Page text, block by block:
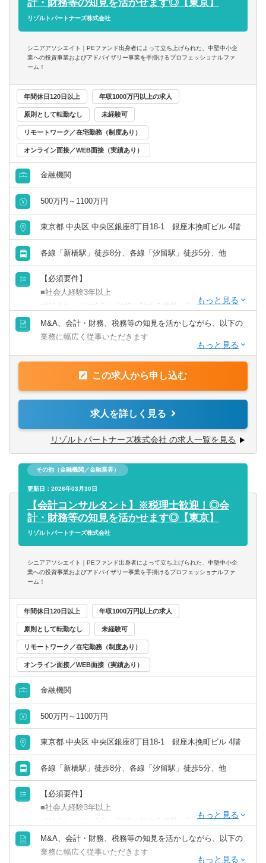
- 個人の裁量が大きい環境での業務が可能
- 立場や役職関係なく意見交換ができ、かつ、それが実行さ
れやすい風通しのよい職場
■成果に見合った報酬体系
- 成果が報酬に反映される透明性の高い報酬制度（詳細は面
■CFO/管理部長代行支援
くことも可能
※ご希望に応じて、投資業務とアドバイザリー業務の両方
に従事いただくこともできます
【投資業務】
■投資案件のソーシング、提案資料の作成、ビジネス・財務
分析、バリュエーション、投資採算分析、DD対応、契約交
渉、投資先の経営支援など、投資業務全般に一気通貫で幅
広く関与いただきます
なります
【ポジションの魅力】
手を挙げれば投資業務やマネジメントキャリアにも挑戦で
きるなど、アドバイザーの域を超えた更なるキャリアアッ
プも可能◎
■業界トップクラスの業務の幅広さ
- メンバーの希望やキャリアに合わせて、M&AからIPO支
援・経理支援に至るまで幅広い業務に関与可能
- 関与できる業務の幅広さはトップクラスであると自負
■経験豊富なメンバーによる充実したサポート体制
- 経験豊富なメンバーがフォローする体制により、初めての
- 書籍購入支援や研修参加等、キャリアアップ・自己研鑽機
会も豊富
■投資業務やマネジメントキャリアへのチャレンジ
- 投資先の取締役就任を通じて、経営に関与することも可能
■スタートアップならではの裁量の大きさ
- 個人の裁量が大きい環境での業務が可能
- 立場や役職関係なく意見交換ができ、かつ、それが実行さ
れやすい風通しのよい職場
■成果に見合った報酬体系
- 成果が報酬に反映される透明性の高い報酬制度（詳細は面
計・財務等の知見を活かせます◎【東京】
リゾルトパートナーズ株式会社
シニアアソシエイト｜PEファンド出身者によって立ち上げられた、中堅中小企
業への投資事業およびアドバイザリー事業を手掛けるプロフェッショナルファ
ーム！
年間休日120日以上 年収1000万円以上の求人
原則として転勤なし 未経験可
リモートワーク／在宅勤務（制度あり）
オンライン面接／WEB面接（実績あり）
金融機関
500万円～1100万円
東京都 中央区 中央区銀座8丁目18-1 銀座木挽町ビル 4階
各線「新橋駅」徒歩8分、各線「汐留駅」徒歩5分、他
【必須要件】
■社会人経験3年以上
■M&Aもしくは会計・財務に対する興味・関心
【歓迎要件】
■コンサルティングファーム/FASでの実務経験2年以上
■監査法人、事業会社での経理・財務
【求める人物像】
■会計や財務領域でキャリアを積みたい方
■当事者意識を持ち、業務の枠に囚われず能動的に行動でき
る方
■常にクライアントにとってのベストを考え行動できる方
■一緒に会社を創っていくことへの興味・関心
M&A、会計・財務、税務等の知見を活かしながら、以下の
業務に幅広く従事いただきます
■M&Aアドバイザリー
- ファイナンシャルアドバイザリー
- デューデリジェンス（財務・税務DD、ビジネスDD等）
- PMI（M&A後の統合計画策定支援、管理体制構築支援等）
- 上場準備関連書類作成支援
- 社内規程の整備支援 等
■内部統制・ガバナンス構築支援
■CFO/管理部長代行支援
くことも可能
※ご希望に応じて、投資業務とアドバイザリー業務の両方
に従事いただくこともできます
【投資業務】
■投資案件のソーシング、提案資料の作成、ビジネス・財務
分析、バリュエーション、投資採算分析、DD対応、契約交
渉、投資先の経営支援など、投資業務全般に一気通貫で幅
広く関与いただきます
なります
【ポジションの魅力】
手を挙げれば投資業務やマネジメントキャリアにも挑戦で
きるなど、アドバイザーの域を超えた更なるキャリアアッ
プも可能◎
■業界トップクラスの業務の幅広さ
- メンバーの希望やキャリアに合わせて、M&AからIPO支
この求人から申し込む
求人を詳しく見る
リゾルトパートナーズ株式会社 の求人一覧を見る
その他（金融機関／金融業界）
更新日：2026年03月30日
【会計コンサルタント】※税理士歓迎！◎会
計・財務等の知見を活かせます◎【東京】
リゾルトパートナーズ株式会社
シニアアソシエイト｜PEファンド出身者によって立ち上げられた、中堅中小企
業への投資事業およびアドバイザリー事業を手掛けるプロフェッショナルファ
ーム！
年間休日120日以上 年収1000万円以上の求人
原則として転勤なし 未経験可
リモートワーク／在宅勤務（制度あり）
オンライン面接／WEB面接（実績あり）
金融機関
500万円～1100万円
東京都 中央区 中央区銀座8丁目18-1 銀座木挽町ビル 4階
各線「新橋駅」徒歩8分、各線「汐留駅」徒歩5分、他
【必須要件】
■社会人経験3年以上
■M&Aもしくは会計・財務に対する興味・関心
■税理士有資格者
M&A、会計・財務、税務等の知見を活かしながら、以下の
業務に幅広く従事いただきます